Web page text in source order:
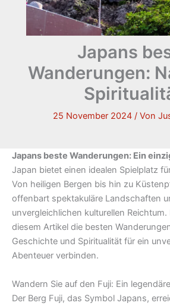
Japans
Wanderungen:
25 November 2024 / Von
Japans beste Wanderungen: Ein
Japan bietet einen idealen Spielplatz
Von heiligen Bergen bis hin zu
offenbart spektakuläre Landschaften
unvergleichlichen kulturellen
diesem Artikel die besten
Geschichte und Spiritualität für ein
Abenteuer verbinden.
Wandern Sie auf den Fuji: Ein
Der Berg Fuji, das Symbol Japans,